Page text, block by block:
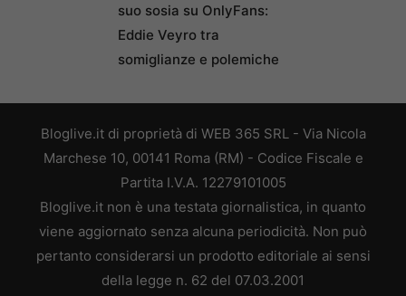
suo sosia su OnlyFans:
Eddie Veyro tra
somiglianze e polemiche
Bloglive.it di proprietà di WEB 365 SRL - Via Nicola
Marchese 10, 00141 Roma (RM) - Codice Fiscale e
Partita I.V.A. 12279101005
Bloglive.it non è una testata giornalistica, in quanto
viene aggiornato senza alcuna periodicità. Non può
pertanto considerarsi un prodotto editoriale ai sensi
della legge n. 62 del 07.03.2001